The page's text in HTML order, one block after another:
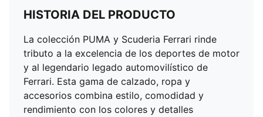
HISTORIA DEL PRODUCTO
La colección PUMA y Scuderia Ferrari rinde
tributo a la excelencia de los deportes de motor
y al legendario legado automovilístico de
Ferrari. Esta gama de calzado, ropa y
accesorios combina estilo, comodidad y
rendimiento con los colores y detalles